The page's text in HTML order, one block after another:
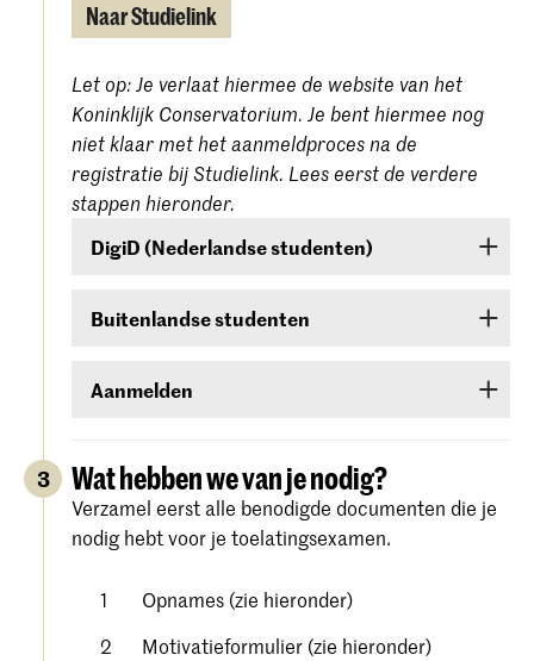
Naar Studielink
Let op: Je verlaat hiermee de website van het
Koninklijk Conservatorium. Je bent hiermee nog
niet klaar met het aanmeldproces na de
registratie bij Studielink. Lees eerst de verdere
stappen hieronder.
DigiD (Nederlandse studenten)
inloggen met je DigiD. Heb je die nog niet, vraag
dagen duren voordat je de inlogcodes ontvangt.
Buitenlandse studenten
een gebruikersnaam en wachtwoord die je in
Aanmelden
keuze onder Hogeschool der Kunsten Den Haag
(Koninklijke Academie/Koninklijk
Conservatorium Den Haag). Volg alle stappen
zorgvuldig en bevestig je aanmelding.
van Studielink.
3 Wat hebben we van je nodig?
Verzamel eerst alle benodigde documenten die je
nodig hebt voor je toelatingsexamen.
Opnames (zie hieronder)
Motivatieformulier (zie hieronder)